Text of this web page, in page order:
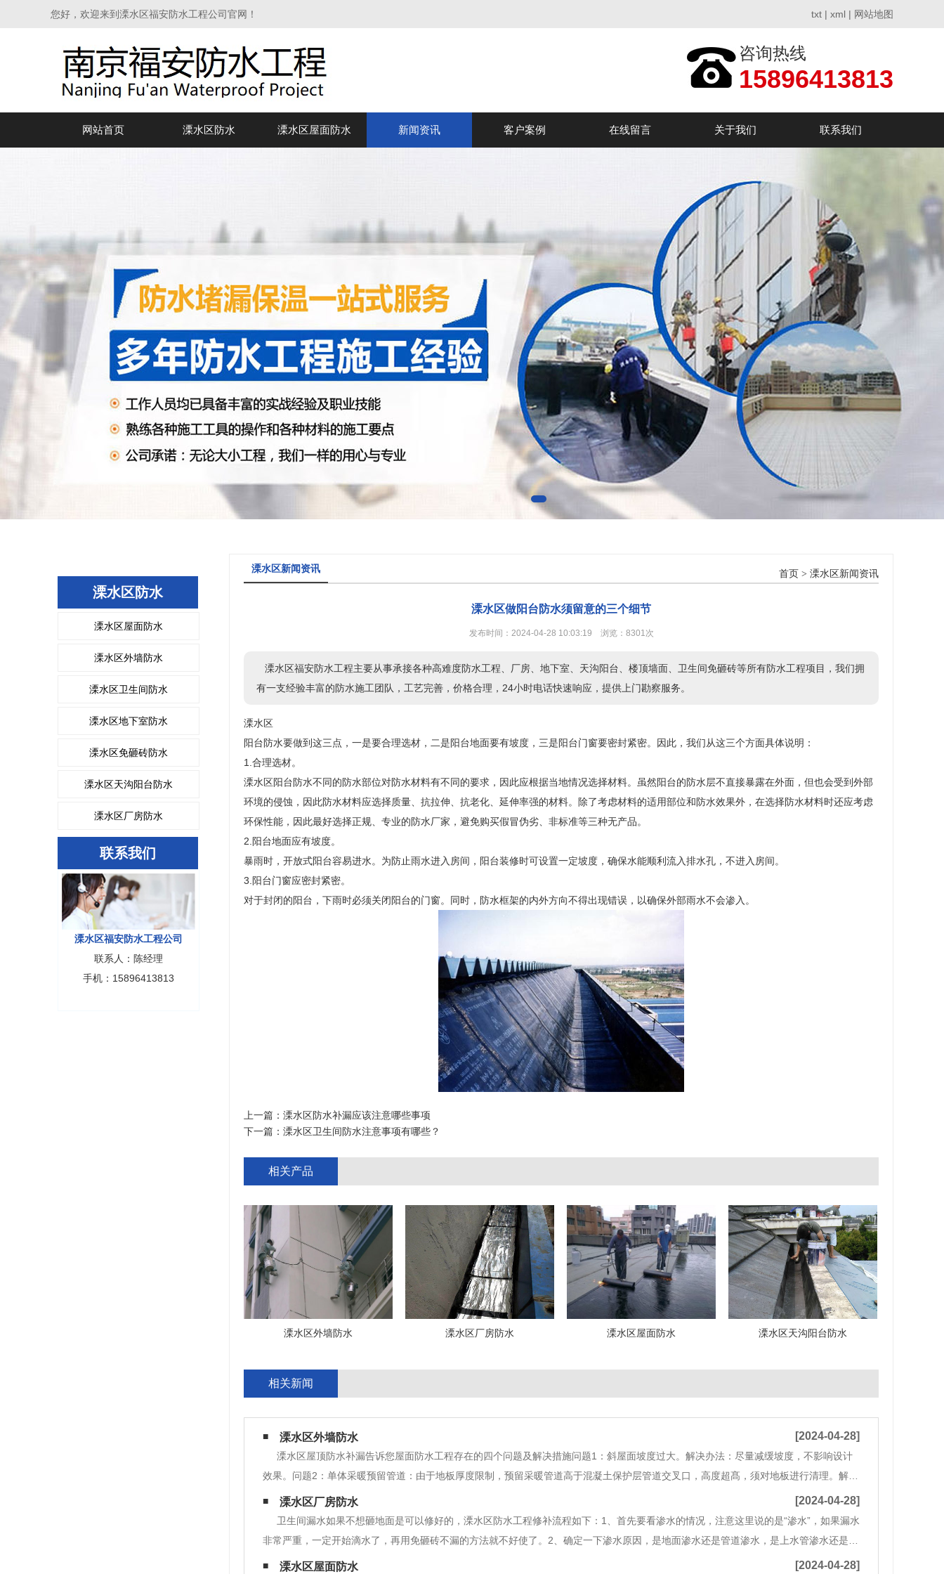
您好，欢迎来到溧水区福安防水工程公司官网！ txt | xml | 网站地图
咨询热线
15896413813
网站首页 溧水区防水 溧水区屋面防水 新闻资讯 客户案例 在线留言 关于我们 联系我们
溧水区防水
溧水区屋面防水
溧水区外墙防水
溧水区卫生间防水
溧水区地下室防水
溧水区免砸砖防水
溧水区天沟阳台防水
溧水区厂房防水
联系我们
溧水区福安防水工程公司
联系人：陈经理
手机：15896413813
溧水区新闻资讯 首页 > 溧水区新闻资讯
溧水区做阳台防水须留意的三个细节
发布时间：2024-04-28 10:03:19 浏览：8301次
溧水区福安防水工程主要从事承接各种高难度防水工程、厂房、地下室、天沟阳台、楼顶墙面、卫生间免砸砖等所有防水工程项目，我们拥
有一支经验丰富的防水施工团队，工艺完善，价格合理，24小时电话快速响应，提供上门勘察服务。
溧水区
阳台防水要做到这三点，一是要合理选材，二是阳台地面要有坡度，三是阳台门窗要密封紧密。因此，我们从这三个方面具体说明：
1.合理选材。
溧水区阳台防水不同的防水部位对防水材料有不同的要求，因此应根据当地情况选择材料。虽然阳台的防水层不直接暴露在外面，但也会受到外部
环境的侵蚀，因此防水材料应选择质量、抗拉伸、抗老化、延伸率强的材料。除了考虑材料的适用部位和防水效果外，在选择防水材料时还应考虑
环保性能，因此最好选择正规、专业的防水厂家，避免购买假冒伪劣、非标准等三种无产品。
2.阳台地面应有坡度。
暴雨时，开放式阳台容易进水。为防止雨水进入房间，阳台装修时可设置一定坡度，确保水能顺利流入排水孔，不进入房间。
3.阳台门窗应密封紧密。
对于封闭的阳台，下雨时必须关闭阳台的门窗。同时，防水框架的内外方向不得出现错误，以确保外部雨水不会渗入。
上一篇： 溧水区防水补漏应该注意哪些事项
下一篇： 溧水区卫生间防水注意事项有哪些？
相关产品
溧水区外墙防水 溧水区厂房防水 溧水区屋面防水 溧水区天沟阳台防水
相关新闻
溧水区外墙防水 [2024-04-28]
溧水区屋顶防水补漏告诉您屋面防水工程存在的四个问题及解决措施问题1：斜屋面坡度过大。解决办法：尽量减缓坡度，不影响设计
效果。问题2：单体采暖预留管道：由于地板厚度限制，预留采暖管道高于混凝土保护层管道交叉口，高度超髙，须对地板进行清理。解决
办法：采暖管道留槽走明管，并给营销部一个合理的解释。问题3：是否采用混凝土天沟-品牌成品集水系统。解决办法：结合立面局部使
用。问题4：施工单位经常提出变更屋面找坡
溧水区厂房防水 [2024-04-28]
卫生间漏水如果不想砸地面是可以修好的，溧水区防水工程修补流程如下：1、首先要看渗水的情况，注意这里说的是“渗水”，如果漏水
非常严重，一定开始滴水了，再用免砸砖不漏的方法就不好使了。2、确定一下渗水原因，是地面渗水还是管道渗水，是上水管渗水还是下
水管渗水。3、高温注浆防水：购买高压注浆机和聚氨酯防水材料，利用注浆机将防水材料打入缝隙内，普通用户如果不好操作的花，可以
溧水区屋面防水 [2024-04-28]